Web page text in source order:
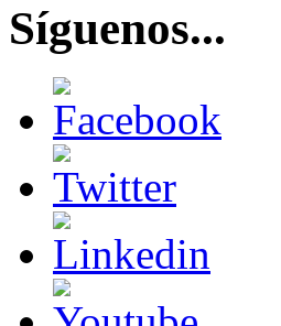
Síguenos...